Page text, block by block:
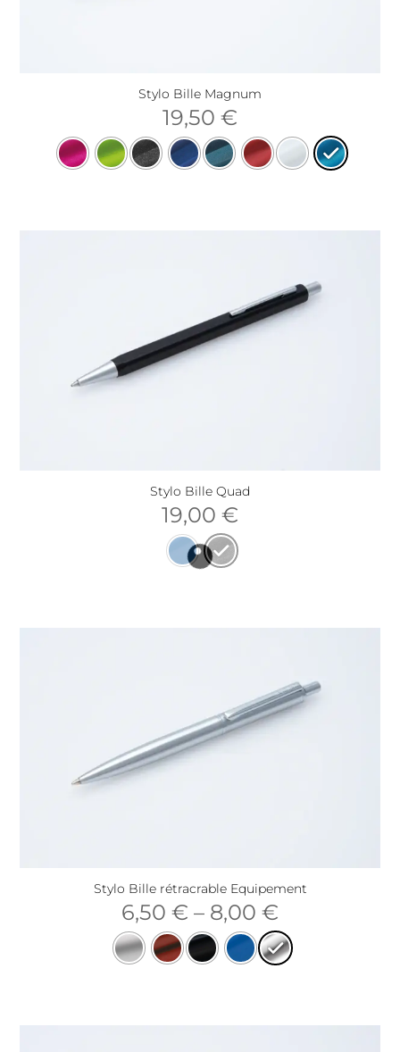
Stylo Bille Magnum
19,50 €
Stylo Bille Quad
19,00 €
Stylo Bille rétracrable Equipement
6,50 € – 8,00 €